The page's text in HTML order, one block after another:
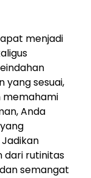
menjadi
yang sesuai,
memahami
Anda
dari rutinitas
semangat